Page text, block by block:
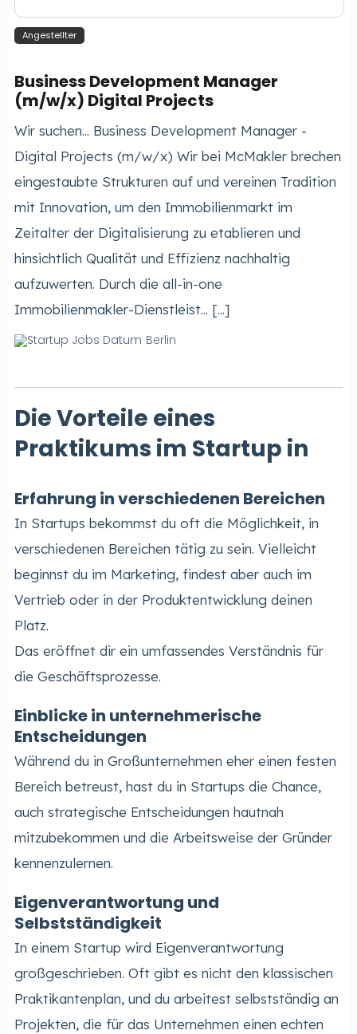
Angestellter
Business Development Manager
(m/w/x) Digital Projects
Wir suchen... Business Development Manager -
Digital Projects (m/w/x) Wir bei McMakler brechen
eingestaubte Strukturen auf und vereinen Tradition
mit Innovation, um den Immobilienmarkt im
Zeitalter der Digitalisierung zu etablieren und
hinsichtlich Qualität und Effizienz nachhaltig
aufzuwerten. Durch die all-in-one
Immobilienmakler-Dienstleist... [...]
Berlin
Die Vorteile eines
Praktikums im Startup in
Erfahrung in verschiedenen Bereichen
In Startups bekommst du oft die Möglichkeit, in
verschiedenen Bereichen tätig zu sein. Vielleicht
beginnst du im Marketing, findest aber auch im
Vertrieb oder in der Produktentwicklung deinen
Platz.
Das eröffnet dir ein umfassendes Verständnis für
die Geschäftsprozesse.
Einblicke in unternehmerische
Entscheidungen
Während du in Großunternehmen eher einen festen
Bereich betreust, hast du in Startups die Chance,
auch strategische Entscheidungen hautnah
mitzubekommen und die Arbeitsweise der Gründer
kennenzulernen.
Eigenverantwortung und
Selbstständigkeit
In einem Startup wird Eigenverantwortung
großgeschrieben. Oft gibt es nicht den klassischen
Praktikantenplan, und du arbeitest selbstständig an
Projekten, die für das Unternehmen einen echten